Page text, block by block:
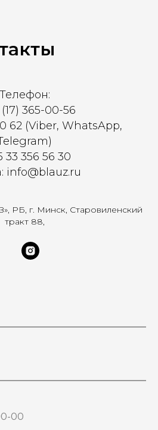
Телефон:
365-00-56
62 (Viber, WhatsApp,
33 356 56 30
info@blauz.ru
РБ, г. Минск, Старовиленский
тракт 88,